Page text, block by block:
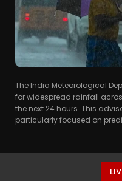
The India Meteorological
for widespread rainfall
the next 24 hours. This
particularly focused on